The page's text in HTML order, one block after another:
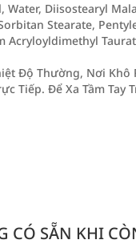
Water, Diisostearyl
Stearate,
Acryloyldimethyl
Độ Thường, Nơi Khô
Tiếp. Để Xa Tầm Tay
CÓ SẴN KHI